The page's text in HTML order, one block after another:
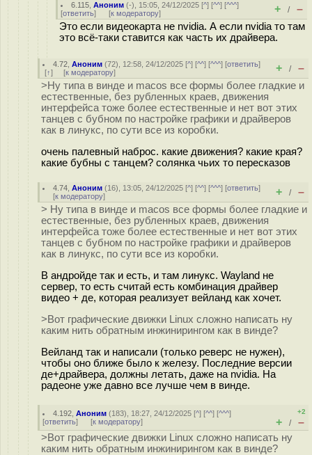
6.115 ,Аноним (-), 15:05, 24/12/2025 [^] [^^] [^^^]
[ответить] [к модератору] + / –
Это если видеокарта не nvidia. А если nvidia то там
это всё-таки ставится как часть их драйвера.
4.72 ,Аноним (72), 12:58, 24/12/2025 [^] [^^] [^^^] [ответить]
[↑] [к модератору] + / –
>Ну типа в винде и macos все формы более гладкие и
естественные, без рубленных краев, движения
интерфейса тоже более естественные и нет вот этих
танцев с бубном по настройке графики и драйверов
как в линукс, по сути все из коробки.
очень палевный наброс. какие движения? какие края?
какие бубны с танцем? солянка чьих то пересказов
4.74 ,Аноним (16), 13:05, 24/12/2025 [^] [^^] [^^^] [ответить]
[к модератору] + / –
> Ну типа в винде и macos все формы более гладкие и
естественные, без рубленных краев, движения
интерфейса тоже более естественные и нет вот этих
танцев с бубном по настройке графики и драйверов
как в линукс, по сути все из коробки.
В андройде так и есть, и там линукс. Wayland не
сервер, то есть считай есть комбинация драйвер
видео + де, которая реализует вейланд как хочет.
>Вот графические движки Linux сложно написать ну
каким нить обратным инжинирингом как в винде?
Вейланд так и написали (только реверс не нужен),
чтобы оно ближе было к железу. Последние версии
де+драйвера, должны летать, даже на nvidia. На
радеоне уже давно все лучше чем в винде.
4.192 ,Аноним (183), 18:27, 24/12/2025 [^] [^^] [^^^]
[ответить] [к модератору]
+2
+ / –
>Вот графические движки Linux сложно написать ну
каким нить обратным инжинирингом как в винде?